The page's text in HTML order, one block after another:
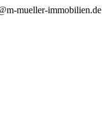
mueller-immobilien.de